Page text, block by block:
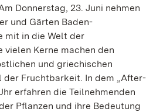
Donnerstag, 23. Juni nehmen
und Gärten Baden-
mit in die Welt der
vielen Kerne machen den
und griechischen
der Fruchtbarkeit. In dem „After-
erfahren die Teilnehmenden
Pflanzen und ihre Bedeutung